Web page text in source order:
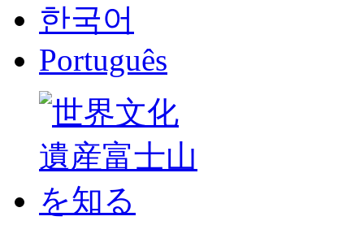
한국어
Português